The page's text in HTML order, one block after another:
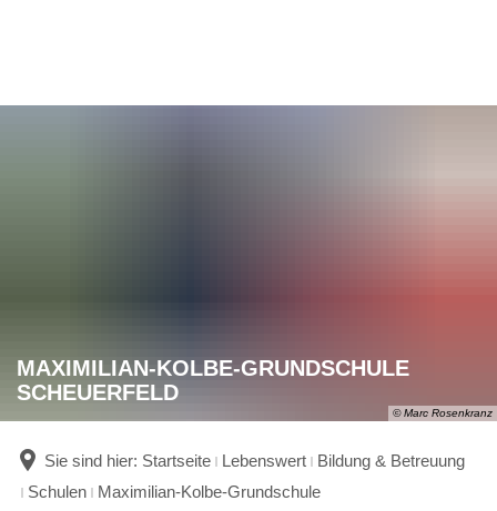
© Marc Rosenkranz
MAXIMILIAN-KOLBE-GRUNDSCHULE
SCHEUERFELD
Sie sind hier: Startseite Lebenswert
Bildung & Betreuung
Schulen
Maximilian-Kolbe-Grundschule